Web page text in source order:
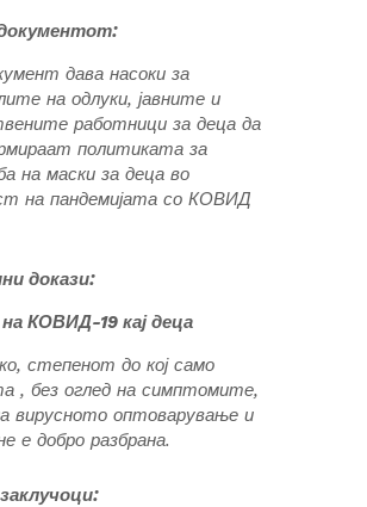
дава насоки за
на одлуки, јавните и
работници за деца да
политиката за
на маски за деца во
на пандемијата со КОВИД
докази:
КОВИД-19 кај деца
степенот до кој само
, без оглед на симптомите,
вирусното оптоварување и
е добро разбрана.